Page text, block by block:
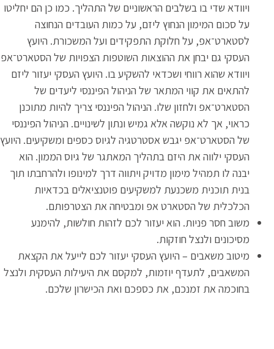
ויוודא שדי בו בשלבים הראשוניים של התהליך. כמו כן הם יחליטו
על סכום המימון הנחוץ ליזם, על כמות העובדים הנחוצה
לסטארט־אפ, על חלוקת התפקידים ועל המשכורת. היועץ
העסקי גם יבחן את ההוצאות השוטפות הצפויות של הסטארט־אפ
ויוודא שהוא רווחי ושכדאי להשקיע בו. היועץ העסקי יעזור ליזם
להתאים את קווי המתאר של הניהול הפיננסי ליעדים של
הסטארט־אפ ולחזון שלו. הניהול הפיננסי צריך להיות מתוכנן
כראוי, אך לא נוקשה אלא גמיש ונתון לשינויים. הניהול הפיננסי
של הסטארט־אפ יגבש אסטרטגיה לגיוס כספים ומשקיעים. היועץ
העסקי ילווה את היזם בתהליך המאתגר של גיוס הממון. הוא
יבנה לו תמהיל מימון מדויק ויתווה דרך למינופו ולהרחבתו תוך
בנית תוכנית משכנעת למשקיעים פוטנציאלים בכדאיות
הכלכלית של הסטארט אפ ומבטיחה את הצטרפותם.
משוב חסר פניות. הוא יעזור לכם לזהות חולשות, להימנע
מסיכונים ולנצל חוזקות.
מיטוב משאבים – היועץ העסקי יעזור לכם לייעל את הקצאת
המשאבים, לתעדף יוזמות, למקסם את היעילות העסקית ולנצל
בחוכמה את זמנכם, את כספכם ואת הכישרון שלכם.